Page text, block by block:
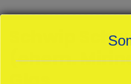
Schwip
(ehem.